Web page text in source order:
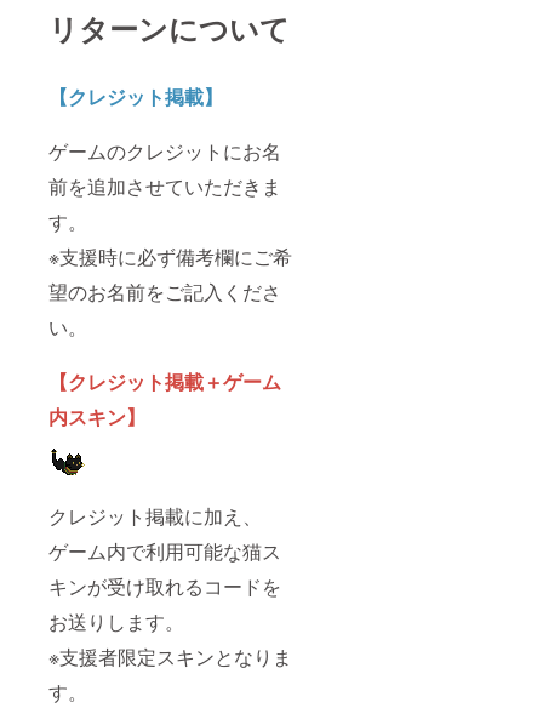
リターンについて
【クレジット掲載】
ゲームのクレジットにお名
前を追加させていただきま
す。
※支援時に必ず備考欄にご希
望のお名前をご記入くださ
い。
【クレジット掲載＋ゲーム
内スキン】
クレジット掲載に加え、
ゲーム内で利用可能な猫ス
キンが受け取れるコードを
お送りします。
※支援者限定スキンとなりま
す。